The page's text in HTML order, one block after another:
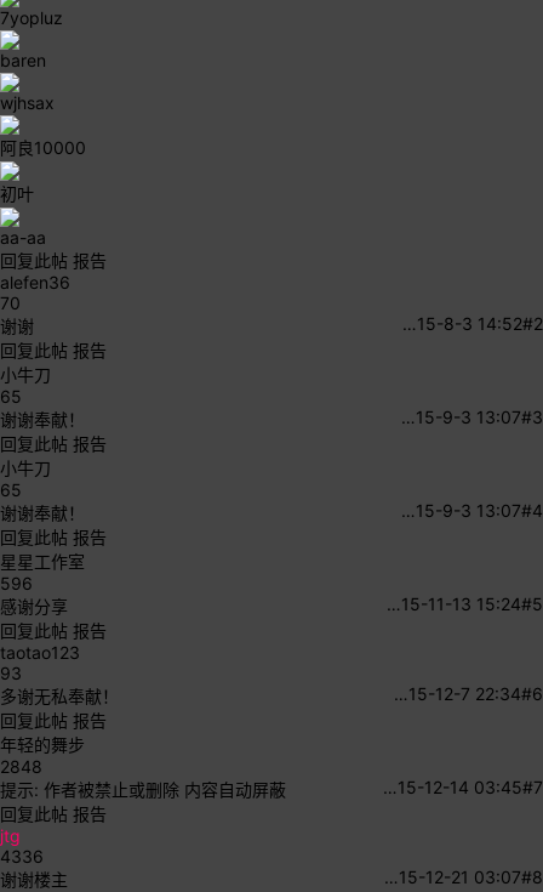
7yopluz
baren
wjhsax
阿良10000
初叶
aa-aa
回复此帖 报告
alefen36
70
#2
15-8-3 14:52
…
谢谢
回复此帖 报告
小牛刀
65
#3
15-9-3 13:07
…
谢谢奉献！
回复此帖 报告
小牛刀
65
#4
15-9-3 13:07
…
谢谢奉献！
回复此帖 报告
星星工作室
596
#5
15-11-13 15:24
…
感谢分享
回复此帖 报告
taotao123
93
#6
15-12-7 22:34
…
多谢无私奉献！
回复此帖 报告
年轻的舞步
2848
#7
15-12-14 03:45
…
提示: 作者被禁止或删除 内容自动屏蔽
回复此帖 报告
jtg
4336
#8
15-12-21 03:07
…
谢谢楼主